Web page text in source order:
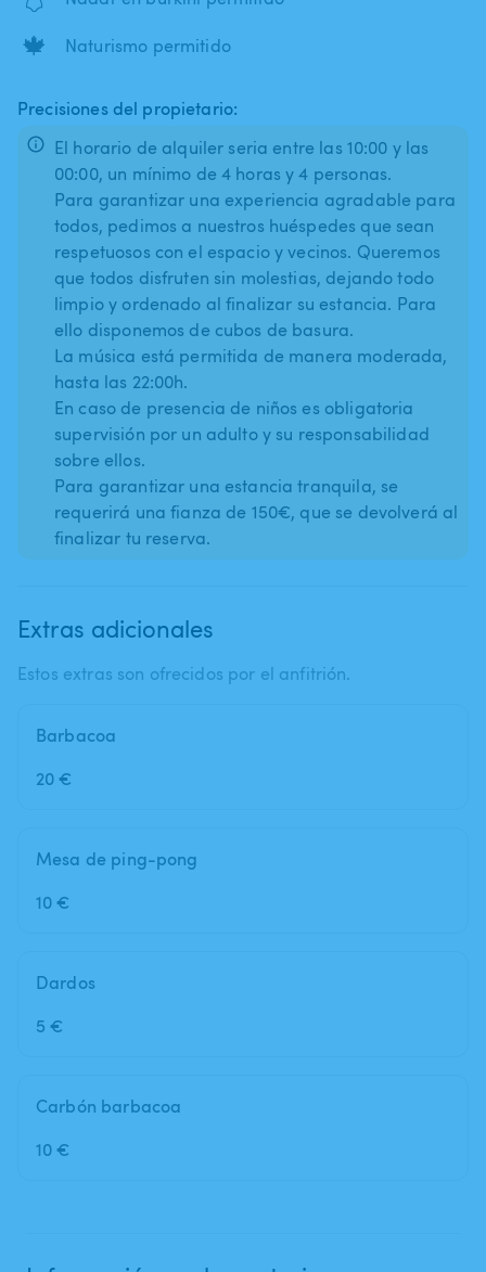
🍁 Naturismo permitido
Precisiones del propietario:
El horario de alquiler seria entre las 10:00 y las
00:00, un mínimo de 4 horas y 4 personas.
Para garantizar una experiencia agradable para
todos, pedimos a nuestros huéspedes que sean
respetuosos con el espacio y vecinos. Queremos
que todos disfruten sin molestias, dejando todo
limpio y ordenado al finalizar su estancia. Para
ello disponemos de cubos de basura.
La música está permitida de manera moderada,
hasta las 22:00h.
En caso de presencia de niños es obligatoria
supervisión por un adulto y su responsabilidad
sobre ellos.
Para garantizar una estancia tranquila, se
requerirá una fianza de 150€, que se devolverá al
finalizar tu reserva.
Extras adicionales
Estos extras son ofrecidos por el anfitrión.
Barbacoa
20 €
Mesa de ping-pong
10 €
Dardos
5 €
Carbón barbacoa
10 €